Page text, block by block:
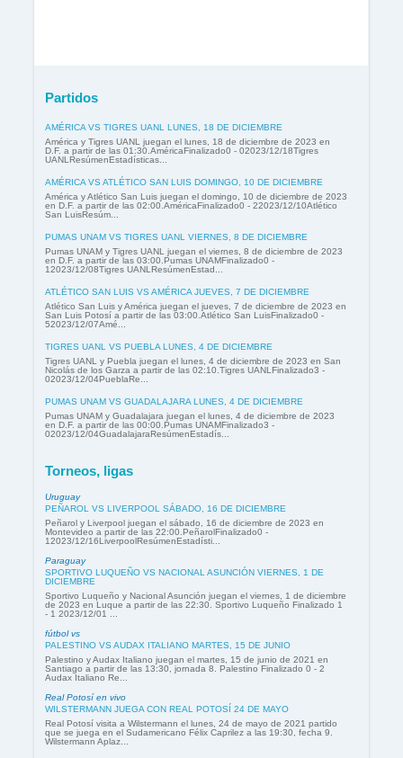
Partidos
AMÉRICA VS TIGRES UANL LUNES, 18 DE DICIEMBRE
América y Tigres UANL juegan el lunes, 18 de diciembre de 2023 en
D.F. a partir de las 01:30.AméricaFinalizado0 - 02023/12/18Tigres
UANLResúmenEstadísticas...
AMÉRICA VS ATLÉTICO SAN LUIS DOMINGO, 10 DE DICIEMBRE
América y Atlético San Luis juegan el domingo, 10 de diciembre de 2023
en D.F. a partir de las 02:00.AméricaFinalizado0 - 22023/12/10Atlético
San LuisResúm...
PUMAS UNAM VS TIGRES UANL VIERNES, 8 DE DICIEMBRE
Pumas UNAM y Tigres UANL juegan el viernes, 8 de diciembre de 2023
en D.F. a partir de las 03:00.Pumas UNAMFinalizado0 -
12023/12/08Tigres UANLResúmenEstad...
ATLÉTICO SAN LUIS VS AMÉRICA JUEVES, 7 DE DICIEMBRE
Atlético San Luis y América juegan el jueves, 7 de diciembre de 2023 en
San Luis Potosí a partir de las 03:00.Atlético San LuisFinalizado0 -
52023/12/07Amé...
TIGRES UANL VS PUEBLA LUNES, 4 DE DICIEMBRE
Tigres UANL y Puebla juegan el lunes, 4 de diciembre de 2023 en San
Nicolás de los Garza a partir de las 02:10.Tigres UANLFinalizado3 -
02023/12/04PueblaRe...
PUMAS UNAM VS GUADALAJARA LUNES, 4 DE DICIEMBRE
Pumas UNAM y Guadalajara juegan el lunes, 4 de diciembre de 2023
en D.F. a partir de las 00:00.Pumas UNAMFinalizado3 -
02023/12/04GuadalajaraResúmenEstadís...
Torneos, ligas
Uruguay
PEÑAROL VS LIVERPOOL SÁBADO, 16 DE DICIEMBRE
Peñarol y Liverpool juegan el sábado, 16 de diciembre de 2023 en
Montevideo a partir de las 22:00.PeñarolFinalizado0 -
12023/12/16LiverpoolResúmenEstadísti...
Paraguay
SPORTIVO LUQUEÑO VS NACIONAL ASUNCIÓN VIERNES, 1 DE
DICIEMBRE
Sportivo Luqueño y Nacional Asunción juegan el viernes, 1 de diciembre
de 2023 en Luque a partir de las 22:30. Sportivo Luqueño Finalizado 1
- 1 2023/12/01 ...
fútbol vs
PALESTINO VS AUDAX ITALIANO MARTES, 15 DE JUNIO
Palestino y Audax Italiano juegan el martes, 15 de junio de 2021 en
Santiago a partir de las 13:30, jornada 8. Palestino Finalizado 0 - 2
Audax Italiano Re...
Real Potosí en vivo
WILSTERMANN JUEGA CON REAL POTOSÍ 24 DE MAYO
Real Potosí visita a Wilstermann el lunes, 24 de mayo de 2021 partido
que se juega en el Sudamericano Félix Caprilez a las 19:30, fecha 9.
Wilstermann Aplaz...